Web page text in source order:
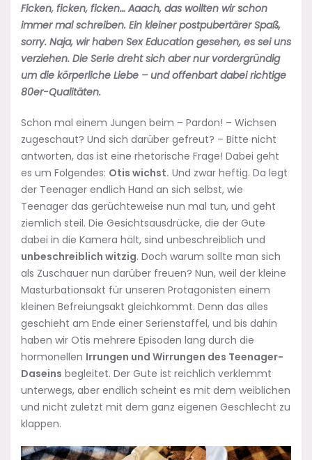
Ficken, ficken, ficken… Aaach, das wollten wir schon
immer mal schreiben. Ein kleiner postpubertärer Spaß,
sorry. Naja, wir haben Sex Education gesehen, es sei uns
verziehen. Die Serie dreht sich aber nur vordergründig
um die körperliche Liebe – und offenbart dabei richtige
80er-Qualitäten.
Schon mal einem Jungen beim – Pardon! – Wichsen
zugeschaut? Und sich darüber gefreut? – Bitte nicht
antworten, das ist eine rhetorische Frage! Dabei geht
es um Folgendes: Otis wichst. Und zwar heftig. Da legt
der Teenager endlich Hand an sich selbst, wie
Teenager das gerüchteweise nun mal tun, und geht
ziemlich steil. Die Gesichtsausdrücke, die der Gute
dabei in die Kamera hält, sind unbeschreiblich und
unbeschreiblich witzig. Doch warum sollte man sich
als Zuschauer nun darüber freuen? Nun, weil der kleine
Masturbationsakt für unseren Protagonisten einem
kleinen Befreiungsakt gleichkommt. Denn das alles
geschieht am Ende einer Serienstaffel, und bis dahin
haben wir Otis mehrere Episoden lang durch die
hormonellen Irrungen und Wirrungen des Teenager-
Daseins begleitet. Der Gute ist reichlich verklemmt
unterwegs, aber endlich scheint es mit dem weiblichen
und nicht zuletzt mit dem ganz eigenen Geschlecht zu
klappen.